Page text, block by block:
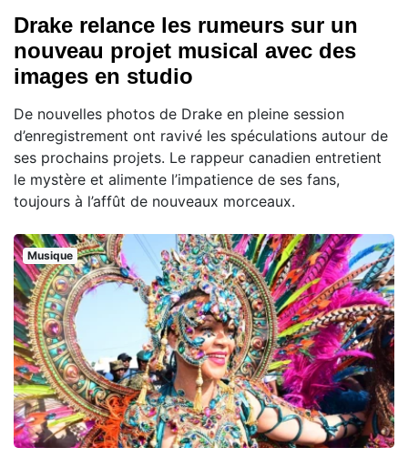
Drake relance les rumeurs sur un
nouveau projet musical avec des
images en studio
De nouvelles photos de Drake en pleine session
d’enregistrement ont ravivé les spéculations autour de
ses prochains projets. Le rappeur canadien entretient
le mystère et alimente l’impatience de ses fans,
toujours à l’affût de nouveaux morceaux.
Musique